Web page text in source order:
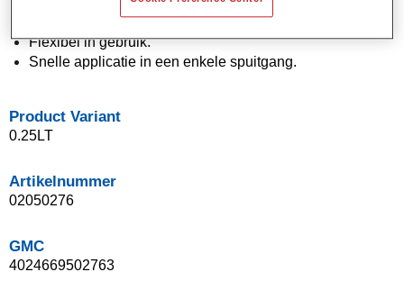
onzichtbare herstellingen.
Flexibel in gebruik.
Snelle applicatie in een enkele spuitgang.
Product Variant
0.25LT
Artikelnummer
02050276
GMC
4024669502763